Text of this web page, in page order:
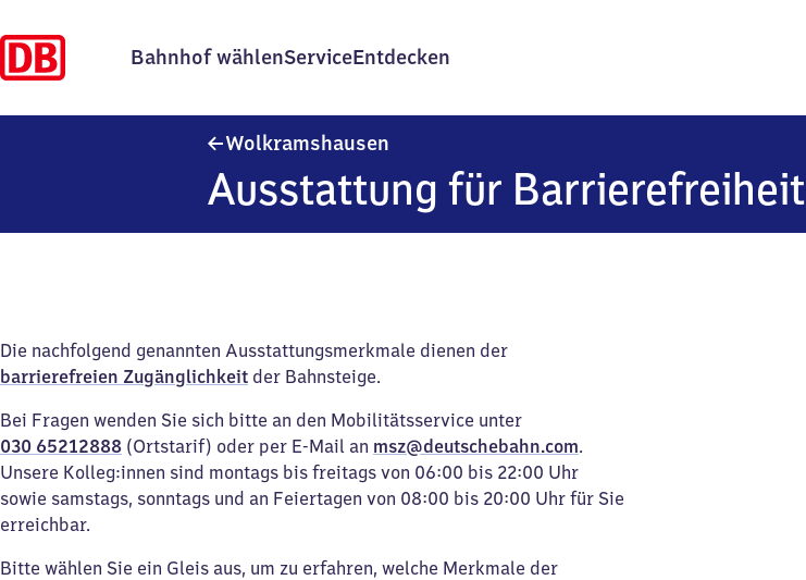
Bahnhof wählenServiceEntdecken
Wolkramshausen
Ausstattung für Barrierefreiheit
Die nachfolgend genannten Ausstattungsmerkmale dienen der
barrierefreien Zugänglichkeit der Bahnsteige.
Bei Fragen wenden Sie sich bitte an den Mobilitätsservice unter
030 65212888 (Ortstarif) oder per E-Mail an msz@deutschebahn.com.
Unsere Kolleg:innen sind montags bis freitags von 06:00 bis 22:00 Uhr
sowie samstags, sonntags und an Feiertagen von 08:00 bis 20:00 Uhr für Sie
erreichbar.
Bitte wählen Sie ein Gleis aus, um zu erfahren, welche Merkmale der